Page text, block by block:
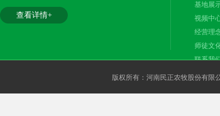
查看详情+
基地展
视频中
经营理
师徒文
联系我
版权所有：河南民正农牧股份有